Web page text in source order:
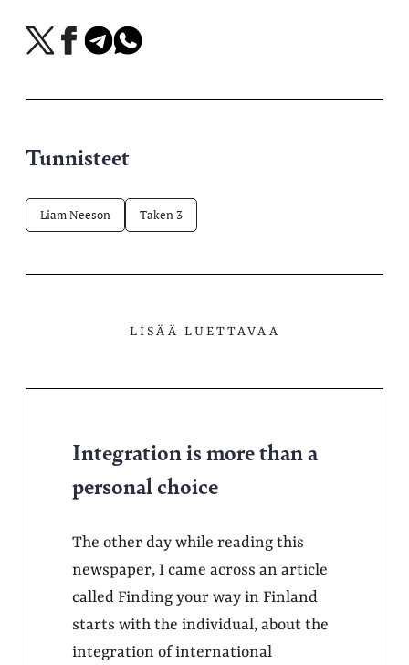
Jaa
X-
Jaa
Facebookissa
Jaa
Telegramissa
Jaa
WhatsAppissa
Tunnisteet
Liam Neeson Taken 3
LISÄÄ LUETTAVAA
Integration is more than a
personal choice
The other day while reading this
newspaper, I came across an article
called Finding your way in Finland
starts with the individual, about the
integration of international